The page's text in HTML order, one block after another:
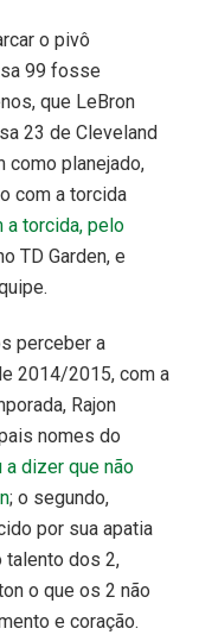
o pivô
99 fosse
que LeBron
23 de Cleveland
como planejado,
com a torcida
a torcida, pelo
TD Garden, e
perceber a
2014/2015, com a
Rajon
nomes do
a dizer que não
; o segundo,
por sua apatia
talento dos 2,
o que os 2 não
e coração.